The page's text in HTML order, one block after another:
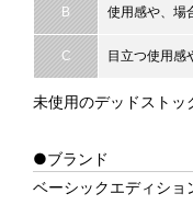
B 使用感や、場
C 目立つ使用感
未使用のデッドストッ
●ブランド
ベーシックエディショ